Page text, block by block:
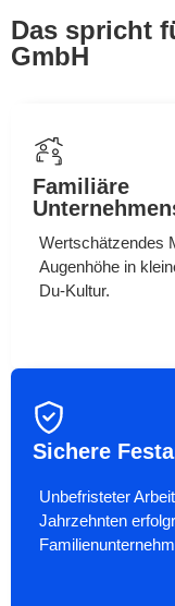
Das spricht
GmbH
Familiäre
Wertschätzendes
Augenhöhe in
Du-Kultur.
Sichere
Unbefristeter
Jahrzehnten